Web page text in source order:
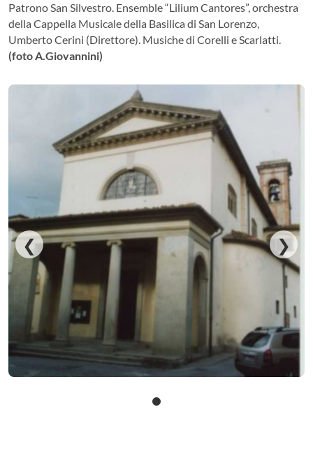
Patrono San Silvestro. Ensemble “Lilium Cantores”, orchestra
della Cappella Musicale della Basilica di San Lorenzo,
Umberto Cerini (Direttore). Musiche di Corelli e Scarlatti.
(foto A.Giovannini)
❮ ❯